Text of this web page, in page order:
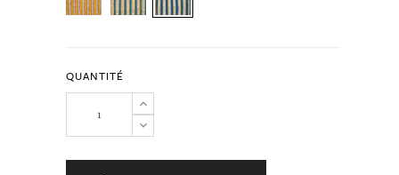
QUANTITÉ